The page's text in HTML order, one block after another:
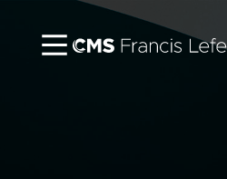
Ouvre dans une nouvelle fenêtre